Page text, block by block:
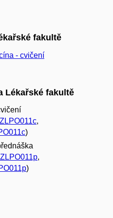
fakultě
- cvičení
Lékařské fakultě
,
)
,
)